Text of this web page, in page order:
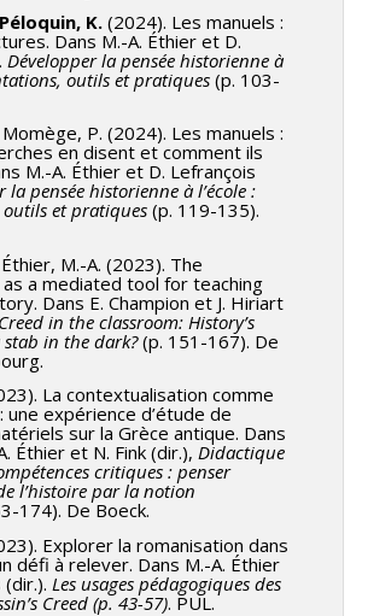
Péloquin, K. (2024). Les manuels :
Dans M.-A. Éthier et D.
Développer la pensée historienne à
outils et pratiques (p. 103-
P. (2024). Les manuels :
en disent et comment ils
M.-A. Éthier et D. Lefrançois
la pensée historienne à l’école :
et pratiques (p. 119-135).
M.-A. (2023). The
a mediated tool for teaching
Dans E. Champion et J. Hiriart
in the classroom: History’s
in the dark?(p. 151-167). De
La contextualisation comme
une expérience d’étude de
sur la Grèce antique. Dans
Éthier et N. Fink (dir.), Didactique
critiques : penser
l’histoire par la notion
174). De Boeck.
Explorer la romanisation dans
défi à relever. Dans M.-A. Éthier
Les usages pédagogiques des
Creed (p. 43-57). PUL.